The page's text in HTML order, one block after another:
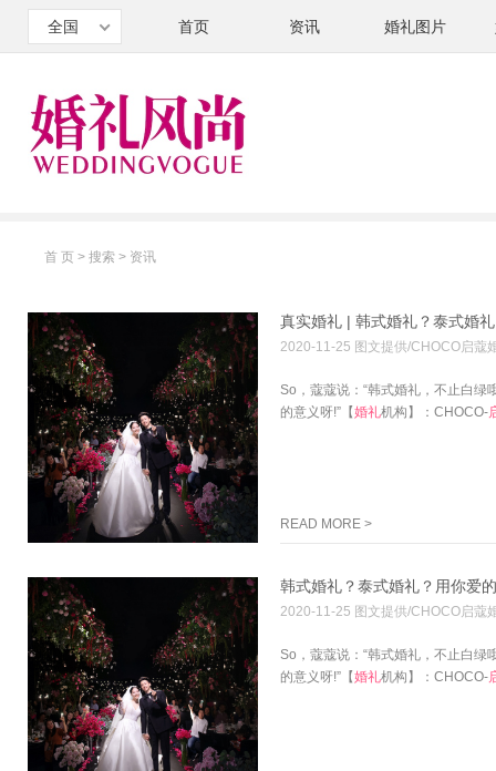
全国 首页 资讯 婚礼图片
首 页 > 搜索 > 资讯
真实婚礼 | 韩式婚礼？泰式婚
2020-11-25 图文提供/CHOCO启蔻
So，蔻蔻说：“韩式婚礼，不止白绿
的意义呀!”【婚礼机构】：CHOCO-
READ MORE >
韩式婚礼？泰式婚礼？用你爱
2020-11-25 图文提供/CHOCO启蔻
So，蔻蔻说：“韩式婚礼，不止白绿
的意义呀!”【婚礼机构】：CHOCO-